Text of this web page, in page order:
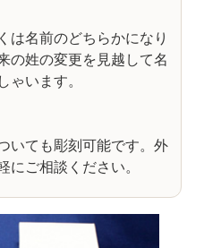
は名前のどちらかになり
の姓の変更を見越して名
ゃいます。
いても彫刻可能です。外
にご相談ください。